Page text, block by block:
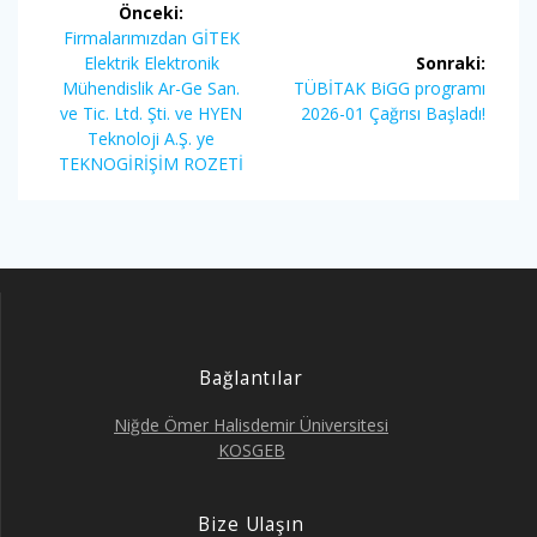
gezinmesi
Önceki:
Önceki
yazı:
Firmalarımızdan GİTEK
Elektrik Elektronik
Mühendislik Ar-Ge San.
ve Tic. Ltd. Şti. ve HYEN
Teknoloji A.Ş. ye
TEKNOGİRİŞİM ROZETİ
Sonraki:
Sonraki
yazı:
TÜBİTAK BiGG programı
2026-01 Çağrısı Başladı!
Bağlantılar
Niğde Ömer Halisdemir Üniversitesi
KOSGEB
Bize Ulaşın